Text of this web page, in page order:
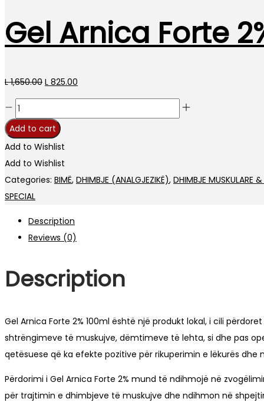
Gel Arnica Forte
L1,650.00 Original
price
L 1,650.00.
L 825.00
price
Gel
Arnica
Forte
quantity
Add to cart
Add to Wishlist
Add to Wishlist
Categories: BIMË, DHIMBJE (ANALGJEZIKË), DHIMBJE MUSKULARE
SPECIAL
Description
Reviews (0)
Description
Gel Arnica Forte 2% 100ml është një produkt lokal, i cili
shtrëngimeve të muskujve, dëmtimeve të lehta, si dhe pas
qetësuese që ka efekte pozitive për rikuperimin e lëkurës dhe
Përdorimi i Gel Arnica Forte 2% mund të ndihmojë në
për trajtimin e dhimbjeve të muskujve dhe ndihmon në